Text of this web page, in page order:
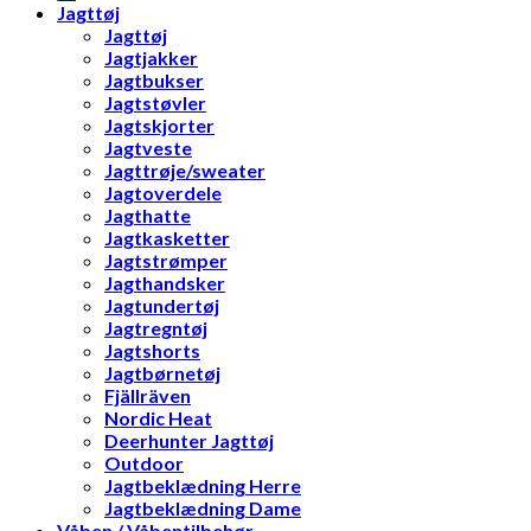
Jagttøj
Jagttøj
Jagtjakker
Jagtbukser
Jagtstøvler
Jagtskjorter
Jagtveste
Jagttrøje/sweater
Jagtoverdele
Jagthatte
Jagtkasketter
Jagtstrømper
Jagthandsker
Jagtundertøj
Jagtregntøj
Jagtshorts
Jagtbørnetøj
Fjällräven
Nordic Heat
Deerhunter Jagttøj
Outdoor
Jagtbeklædning Herre
Jagtbeklædning Dame